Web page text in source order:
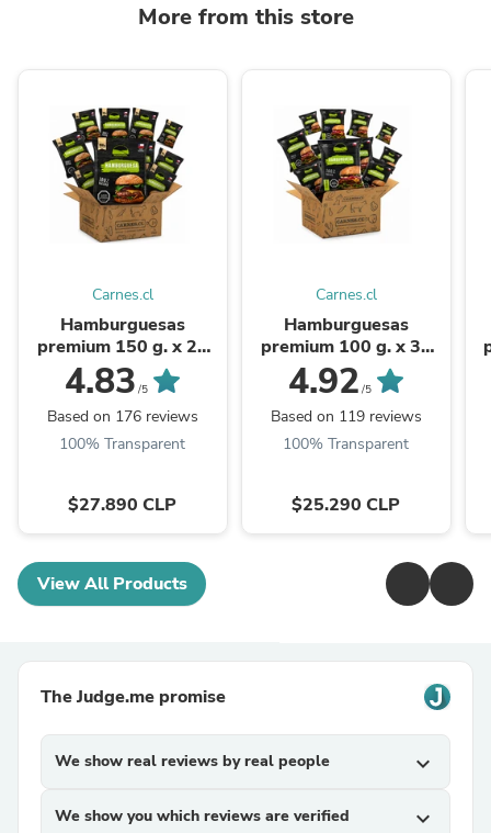
More from this store
Carnes.cl
Hamburguesas
premium 150 g. x 24
und Pampaverde
4.83 /5
Based on 176 reviews
100% Transparent
$27.890 CLP
Carnes.cl
Hamburguesas
premium 100 g. x 36
und Pampaverde
4.92 /5
Based on 119 reviews
100% Transparent
$25.290 CLP
View All Products
The Judge.me promise
We show real reviews by real people expand_more
We show you which reviews are verified expand_more